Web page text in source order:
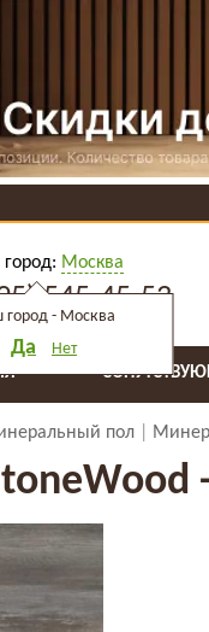
Москва
город - Москва
Да Нет
545-45-53
пол